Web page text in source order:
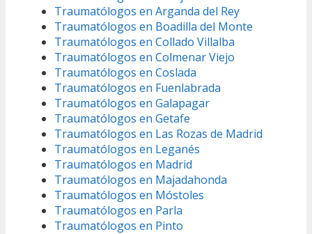
Traumatólogos en Arganda del Rey
Traumatólogos en Boadilla del Monte
Traumatólogos en Collado Villalba
Traumatólogos en Colmenar Viejo
Traumatólogos en Coslada
Traumatólogos en Fuenlabrada
Traumatólogos en Galapagar
Traumatólogos en Getafe
Traumatólogos en Las Rozas de Madrid
Traumatólogos en Leganés
Traumatólogos en Madrid
Traumatólogos en Majadahonda
Traumatólogos en Móstoles
Traumatólogos en Parla
Traumatólogos en Pinto